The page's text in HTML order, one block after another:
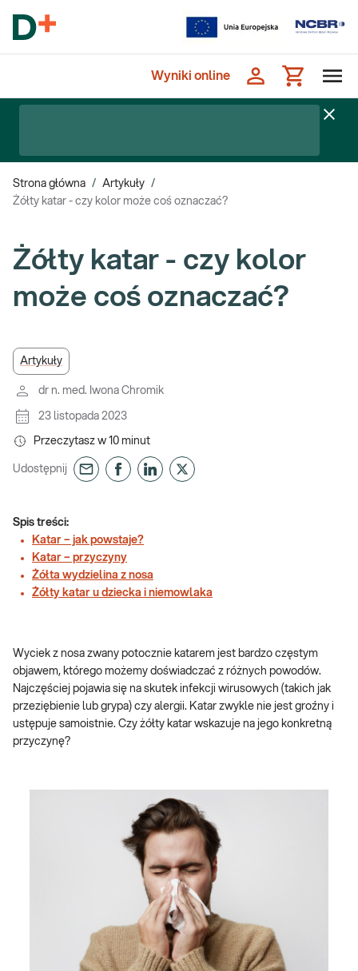
Wyniki online
Strona główna / Artykuły /
Żółty katar - czy kolor może coś oznaczać?
Żółty katar - czy kolor
może coś oznaczać?
Artykuły
dr n. med. Iwona Chromik
23 listopada 2023
Przeczytasz w 10 minut
Udostępnij
Spis treści:
Katar – jak powstaje?
Katar – przyczyny
Żółta wydzielina z nosa
Żółty katar u dziecka i niemowlaka
Wyciek z nosa zwany potocznie katarem jest bardzo częstym
objawem, którego możemy doświadczać z różnych powodów.
Najczęściej pojawia się na skutek infekcji wirusowych (takich jak
przeziębienie lub grypa) czy alergii. Katar zwykle nie jest groźny i
ustępuje samoistnie. Czy żółty katar wskazuje na jego konkretną
przyczynę?